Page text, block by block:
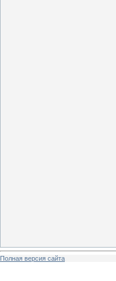
Полная версия сайта